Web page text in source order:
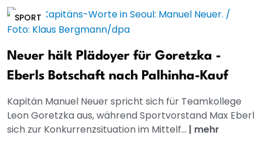
SPORT
Neuer hält Plädoyer für Goretzka -
Eberls Botschaft nach Palhinha-Kauf
Kapitän Manuel Neuer spricht sich für Teamkollege
Leon Goretzka aus, während Sportvorstand Max Eberl
sich zur Konkurrenzsituation im Mittelf... | mehr